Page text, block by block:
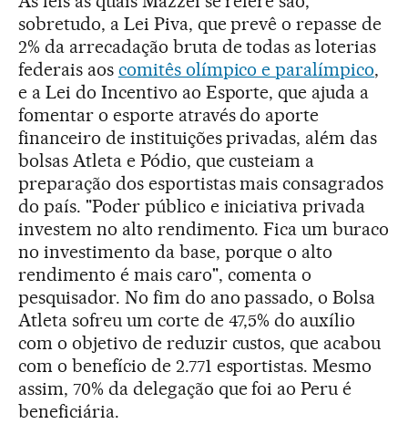
sobretudo, a Lei Piva, que prevê o repasse de
2% da arrecadação bruta de todas as loterias
federais aos comitês olímpico e paralímpico,
e a Lei do Incentivo ao Esporte, que ajuda a
fomentar o esporte através do aporte
financeiro de instituições privadas, além das
bolsas Atleta e Pódio, que custeiam a
preparação dos esportistas mais consagrados
do país. "Poder público e iniciativa privada
investem no alto rendimento. Fica um buraco
no investimento da base, porque o alto
rendimento é mais caro", comenta o
pesquisador. No fim do ano passado, o Bolsa
Atleta sofreu um corte de 47,5% do auxílio
com o objetivo de reduzir custos, que acabou
com o benefício de 2.771 esportistas. Mesmo
assim, 70% da delegação que foi ao Peru é
beneficiária.